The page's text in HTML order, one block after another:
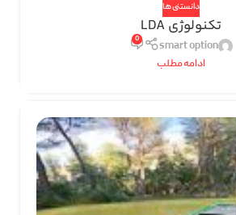
دانستنی ها
تکنولوژی LDA
smart option
0
ادامه مطلب